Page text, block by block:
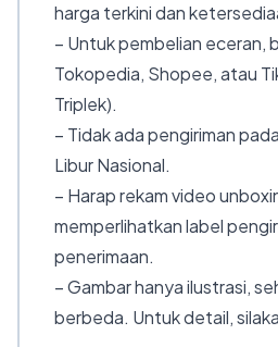
harga terkini dan
– Untuk pembelian eceran,
Tokopedia, Shopee, atau
Triplek).
– Tidak ada pengiriman
Libur Nasional.
– Harap rekam video
memperlihatkan label
penerimaan.
– Gambar hanya ilustrasi,
berbeda. Untuk detail,